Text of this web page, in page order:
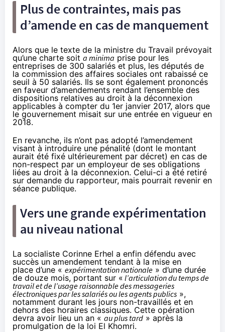
Plus de contraintes, mais pas
d’amende en cas de manquement
Alors que le texte de la ministre du Travail prévoyait
qu’une charte soit a minima prise pour les
entreprises de 300 salariés et plus, les députés de
la commission des affaires sociales ont rabaissé ce
seuil à 50 salariés. Ils se sont également prononcés
en faveur d’amendements rendant l’ensemble des
dispositions relatives au droit à la déconnexion
applicables à compter du 1er janvier 2017, alors que
le gouvernement misait sur une entrée en vigueur en
2018.
En revanche, ils n’ont pas adopté l’amendement
visant à introduire une pénalité (dont le montant
aurait été fixé ultérieurement par décret) en cas de
non-respect par un employeur de ses obligations
liées au droit à la déconnexion. Celui-ci a été retiré
sur demande du rapporteur, mais pourrait revenir en
séance publique.
Vers une grande expérimentation
au niveau national
La socialiste Corinne Erhel a enfin défendu avec
succès un amendement tendant à la mise en
place d’une « expérimentation nationale » d’une durée
de douze mois, portant sur « l’articulation du temps de
travail et de l’usage raisonnable des messageries
électroniques par les salariés ou les agents publics »,
notamment durant les jours non-travaillés et en
dehors des horaires classiques. Cette opération
devra avoir lieu un an « au plus tard » après la
promulgation de la loi El Khomri.